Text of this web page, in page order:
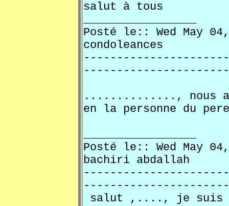
salut à tous
_________________
Posté le:: Wed May
condoleances
----------------------
.............., nous
en la personne du
_________________
Posté le:: Wed May
bachiri abdallah
----------------------
salut ,...., je suis